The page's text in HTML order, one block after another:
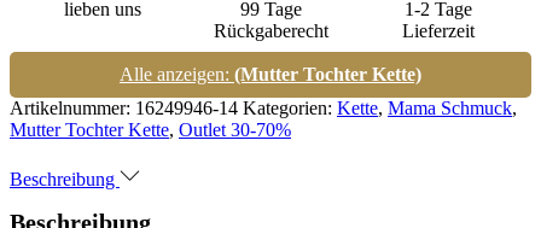
lieben uns
99 Tage
Rückgaberecht
1-2 Tage
Lieferzeit
Alle anzeigen: (Mutter Tochter Kette)
Artikelnummer: 16249946-14 Kategorien: Kette, Mama Schmuck,
Mutter Tochter Kette, Outlet 30-70%
Beschreibung
Beschreibung